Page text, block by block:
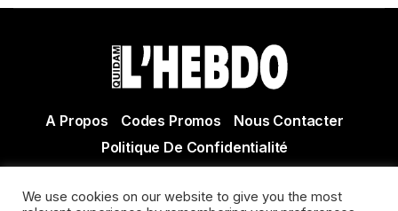
A Propos Codes Promos
Nous Contacter
Politique De Confidentialité
Actualité Agen - Actualité en lot et Garonne - Actualité
We use cookies on our website to give you the most